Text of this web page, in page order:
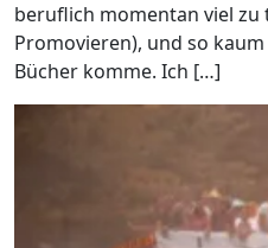
beruflich momentan viel
Promovieren), und so
Bücher komme. Ich […]